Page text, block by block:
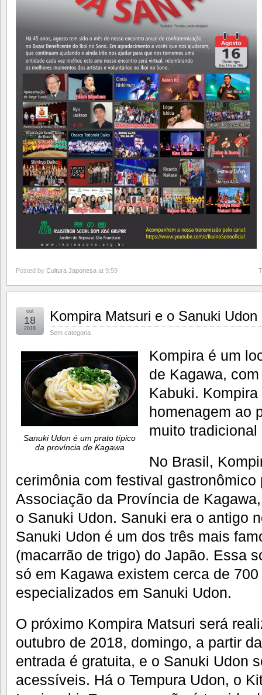
Posted by Cultura Japonesa at 9:59
Kompira Matsuri e o Sanuki Udon
Sem categoria
out
18
2018
Sanuki Udon é um prato típico
da província de Kagawa
Kompira é um
de Kagawa,
Kabuki.
homenagem ao
muito
No Brasil,
cerimônia com festival gastronômico
Associação da Província de
o Sanuki Udon. Sanuki era o antigo
Sanuki Udon é um dos três mais
(macarrão de trigo) do Japão. Essa
só em Kagawa existem cerca de
especializados em Sanuki Udon.
O próximo Kompira Matsuri será
outubro de 2018, domingo, a partir
entrada é gratuita, e o Sanuki Udon
acessíveis. Há o Tempura Udon, o